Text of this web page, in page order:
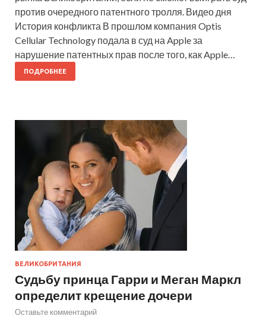
против очередного патентного тролля. Видео дня
История конфликта В прошлом компания Optis
Cellular Technology подала в суд на Apple за
нарушение патентных прав после того, как Apple…
ПОДРОБНЕЕ
ВЕЛИКОБРИТАНИЯ
Судьбу принца Гарри и Меган Маркл
определит крещение дочери
Оставьте комментарий